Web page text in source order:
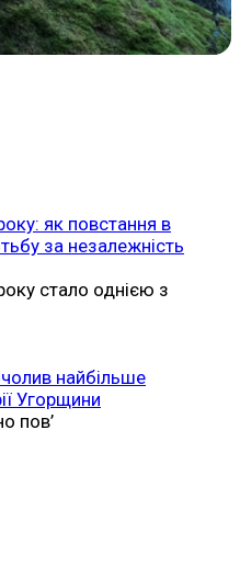
як повстання в
за незалежність
стало однією з
найбільше
Угорщини
пов’